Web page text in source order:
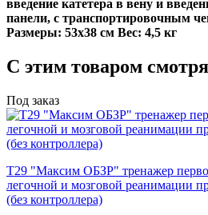
введение катетера в вену и
панели, с транспортировочным
Размеры: 53x38 cм Вес: 4,5 кг
С этим товаром
Под заказ
Т29 "Максим ОБЗР" тренажер
легочной и мозговой реанимации
(без контроллера)